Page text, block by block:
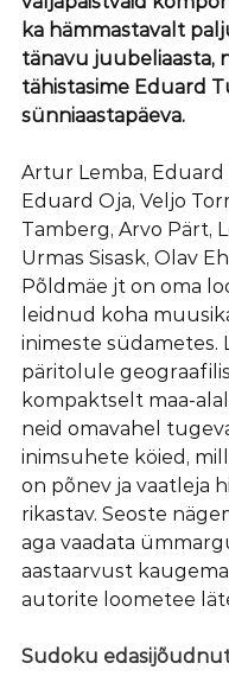
ka hämmastavalt
tänavu juubeliaasta,
tähistasime Eduard
sünniaastapäeva.
Artur Lemba, Eduard
Eduard Oja, Veljo
Tamberg, Arvo Pärt,
Urmas Sisask, Olav
Põldmäe jt on oma
leidnud koha
inimeste südametes.
päritolule
kompaktselt maa-
neid omavahel
inimsuhete köied,
on põnev ja vaatleja
rikastav. Seoste
aga vaadata
aastaarvust
autorite loometee
Sudoku